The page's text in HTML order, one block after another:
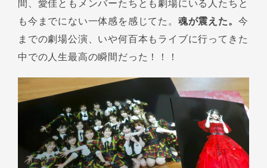
間、愛佳ともメンバーたちとも劇場にいる人たちと
も今までにない一体感を感じてた。 魂が震えた。 今
までの劇場公演、いや何百本もライブに行ってきた
中での人生最高の瞬間だった！！！